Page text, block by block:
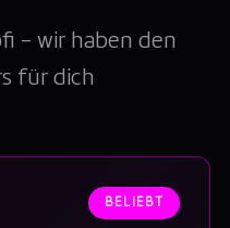
– wir haben den
für dich
BELIEBT